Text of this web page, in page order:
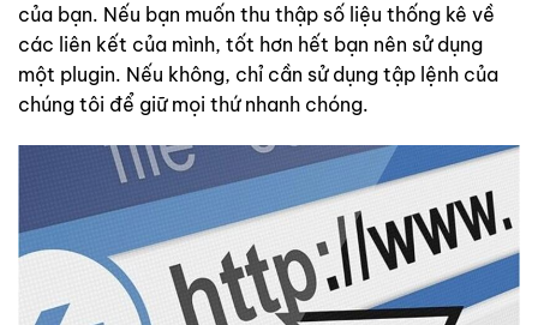
của bạn. Nếu bạn muốn thu thập số liệu thống kê về
các liên kết của mình, tốt hơn hết bạn nên sử dụng
một plugin. Nếu không, chỉ cần sử dụng tập lệnh của
chúng tôi để giữ mọi thứ nhanh chóng.